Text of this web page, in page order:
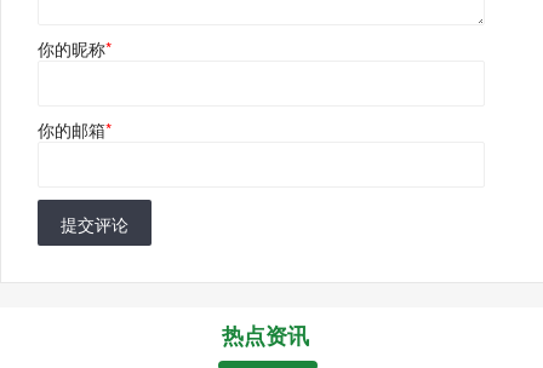
你的昵称*
你的邮箱*
提交评论
热点资讯